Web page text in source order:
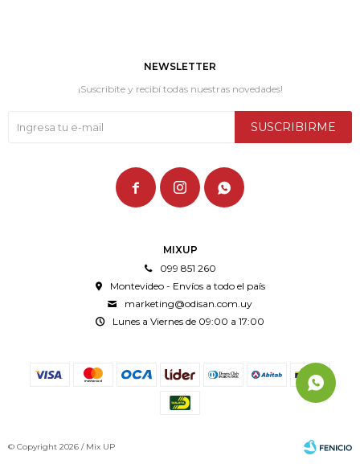
MIXUP
099 851 260
Montevideo - Envíos a todo el país
marketing@odisan.com.uy
Lunes a Viernes de 09:00 a 17:00
NEWSLETTER
¡Suscribite y recibí todas nuestras novedades!
SUSCRIBIRME
  
© Copyright 2026 / Mix UP